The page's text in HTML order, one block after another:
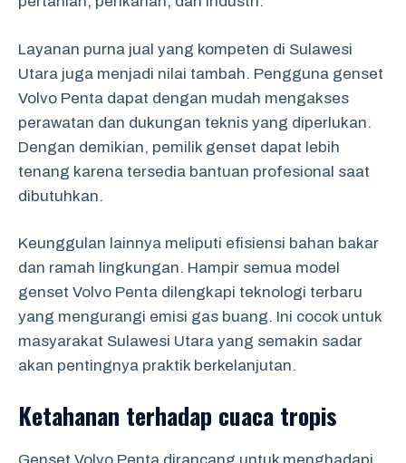
Layanan purna jual yang kompeten di Sulawesi
Utara juga menjadi nilai tambah. Pengguna genset
Volvo Penta dapat dengan mudah mengakses
perawatan dan dukungan teknis yang diperlukan.
Dengan demikian, pemilik genset dapat lebih
tenang karena tersedia bantuan profesional saat
dibutuhkan.
Keunggulan lainnya meliputi efisiensi bahan bakar
dan ramah lingkungan. Hampir semua model
genset Volvo Penta dilengkapi teknologi terbaru
yang mengurangi emisi gas buang. Ini cocok untuk
masyarakat Sulawesi Utara yang semakin sadar
akan pentingnya praktik berkelanjutan.
Ketahanan terhadap cuaca tropis
Genset Volvo Penta dirancang untuk menghadapi